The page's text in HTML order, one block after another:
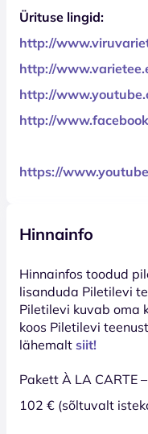
Ürituse lingid:
http://
http://
http://
http://
https://
Hinnainfo
Hinnainfos toodud
lisanduda Piletilevi
Piletilevi kuvab oma
koos Piletilevi
lähemalt siit!
Pakett À LA CARTE
102 € (sõltuvalt